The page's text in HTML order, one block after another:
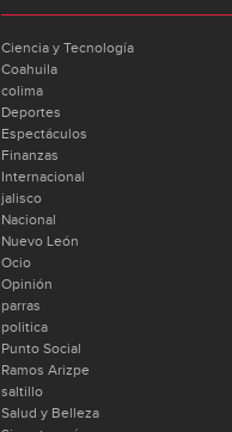
Ciencia y Tecnología
Coahuila
colima
Deportes
Espectáculos
Finanzas
Internacional
jalisco
Nacional
Nuevo León
Ocio
Opinión
parras
politica
Punto Social
Ramos Arizpe
saltillo
Salud y Belleza